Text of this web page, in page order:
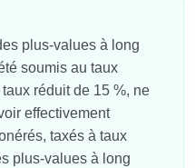
plus-values à long
soumis au taux
réduit de 15 %, ne
effectivement
taxés à taux
plus-values à long